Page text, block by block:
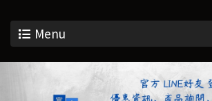
Menu